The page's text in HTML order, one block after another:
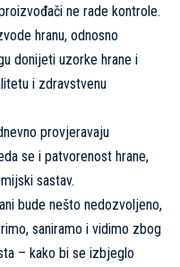
ne rade kontrole.
hranu, odnosno
donijeti uzorke hrane i
i zdravstvenu
provjeravaju
se i patvorenost hrane,
sastav.
bude nešto nedozvoljeno,
saniramo i vidimo zbog
– kako bi se izbjeglo